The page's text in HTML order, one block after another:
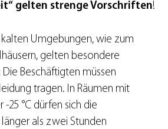
gelten strenge Vorschriften!
kalten Umgebungen, wie zum
gelten besondere
Beschäftigten müssen
tragen. In Räumen mit
-25 °C dürfen sich die
als zwei Stunden